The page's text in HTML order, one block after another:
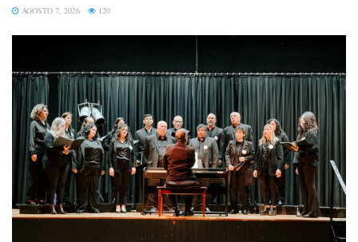
AGOSTO 7, 2026 120